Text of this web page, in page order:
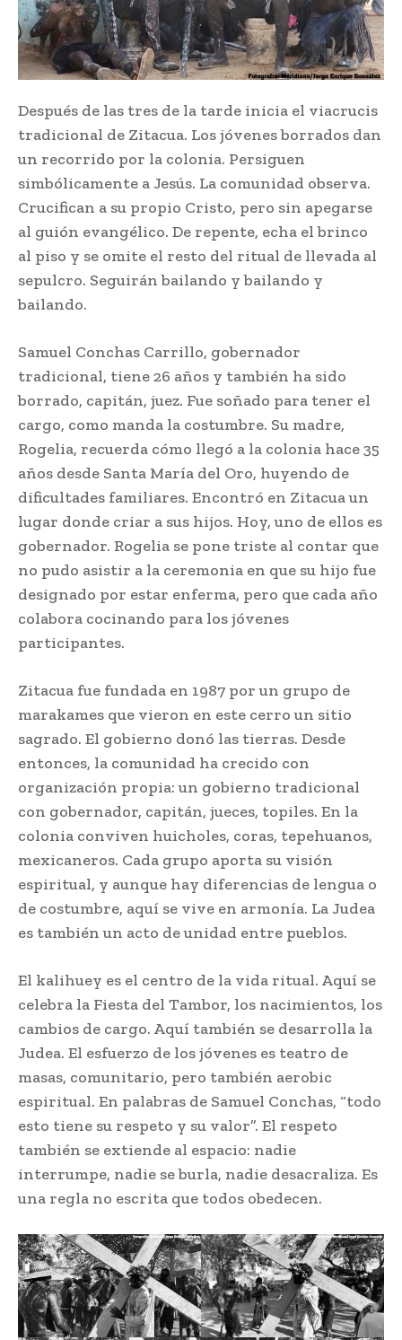
Después de las tres de la tarde inicia el viacrucis
tradicional de Zitacua. Los jóvenes borrados dan
un recorrido por la colonia. Persiguen
simbólicamente a Jesús. La comunidad observa.
Crucifican a su propio Cristo, pero sin apegarse
al guión evangélico. De repente, echa el brinco
al piso y se omite el resto del ritual de llevada al
sepulcro. Seguirán bailando y bailando y
bailando.
Samuel Conchas Carrillo, gobernador
tradicional, tiene 26 años y también ha sido
borrado, capitán, juez. Fue soñado para tener el
cargo, como manda la costumbre. Su madre,
Rogelia, recuerda cómo llegó a la colonia hace 35
años desde Santa María del Oro, huyendo de
dificultades familiares. Encontró en Zitacua un
lugar donde criar a sus hijos. Hoy, uno de ellos es
gobernador. Rogelia se pone triste al contar que
no pudo asistir a la ceremonia en que su hijo fue
designado por estar enferma, pero que cada año
colabora cocinando para los jóvenes
participantes.
Zitacua fue fundada en 1987 por un grupo de
marakames que vieron en este cerro un sitio
sagrado. El gobierno donó las tierras. Desde
entonces, la comunidad ha crecido con
organización propia: un gobierno tradicional
con gobernador, capitán, jueces, topiles. En la
colonia conviven huicholes, coras, tepehuanos,
mexicaneros. Cada grupo aporta su visión
espiritual, y aunque hay diferencias de lengua o
de costumbre, aquí se vive en armonía. La Judea
es también un acto de unidad entre pueblos.
El kalihuey es el centro de la vida ritual. Aquí se
celebra la Fiesta del Tambor, los nacimientos, los
cambios de cargo. Aquí también se desarrolla la
Judea. El esfuerzo de los jóvenes es teatro de
masas, comunitario, pero también aerobic
espiritual. En palabras de Samuel Conchas, “todo
esto tiene su respeto y su valor”. El respeto
también se extiende al espacio: nadie
interrumpe, nadie se burla, nadie desacraliza. Es
una regla no escrita que todos obedecen.